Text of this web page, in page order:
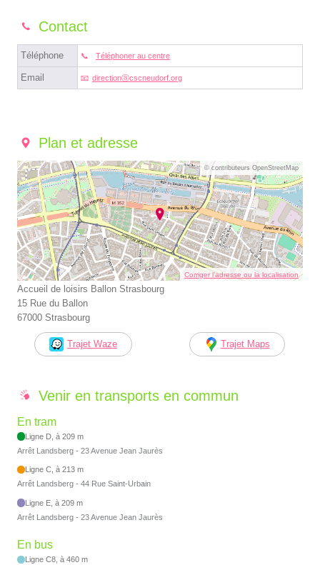
Contact
Téléphone Téléphoner au centre
Email directionⓐcscneudorf.org
Plan et adresse
© contributeurs OpenStreetMap
Corriger l’adresse ou la localisation
Accueil de loisirs Ballon Strasbourg
15 Rue du Ballon
67000 Strasbourg
Trajet Waze Trajet Maps
Venir en transports en commun
En tram
Ligne D, à 209 m
Arrêt Landsberg - 23 Avenue Jean Jaurès
Ligne C, à 213 m
Arrêt Landsberg - 44 Rue Saint-Urbain
Ligne E, à 209 m
Arrêt Landsberg - 23 Avenue Jean Jaurès
En bus
Ligne C8, à 460 m